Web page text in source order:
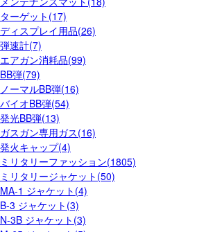
ターゲット(17)
ディスプレイ用品(26)
弾速計(7)
エアガン消耗品(99)
BB弾(79)
ノーマルBB弾(16)
バイオBB弾(54)
発光BB弾(13)
ガスガン専用ガス(16)
発火キャップ(4)
ミリタリーファッション(1805)
ミリタリージャケット(50)
MA-1 ジャケット(4)
B-3 ジャケット(3)
N-3B ジャケット(3)